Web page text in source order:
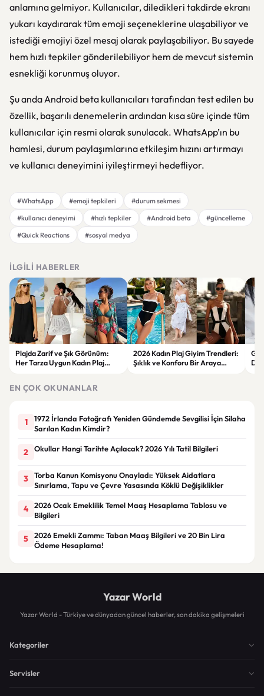
anlamına gelmiyor. Kullanıcılar, diledikleri takdirde ekranı
yukarı kaydırarak tüm emoji seçeneklerine ulaşabiliyor ve
istediği emojiyi özel mesaj olarak paylaşabiliyor. Bu sayede
hem hızlı tepkiler gönderilebiliyor hem de mevcut sistemin
esnekliği korunmuş oluyor.
Şu anda Android beta kullanıcıları tarafından test edilen bu
özellik, başarılı denemelerin ardından kısa süre içinde tüm
kullanıcılar için resmi olarak sunulacak. WhatsApp’ın bu
hamlesi, durum paylaşımlarına etkileşim hızını artırmayı
ve kullanıcı deneyimini iyileştirmeyi hedefliyor.
#WhatsApp #emoji tepkileri
#durum sekmesi
#kullanıcı deneyimi
#hızlı tepkiler #Android beta
#güncelleme
#Quick Reactions
#sosyal medya
İLGILI HABERLER
Plajda Zarif ve Şık Görünüm:
Her Tarza Uygun Kadın Plaj
2026 Kadın Plaj Giyim Trendleri:
Şıklık ve Konforu Bir Araya
EN ÇOK OKUNANLAR
1
1972 İrlanda Fotoğrafı Yeniden Gündemde Sevgilisi İçin Silaha
Sarılan Kadın Kimdir?
2 Okullar Hangi Tarihte Açılacak? 2026 Yılı Tatil Bilgileri
3
Torba Kanun Komisyonu Onayladı: Yüksek Aidatlara
Sınırlama, Tapu ve Çevre Yasasında Köklü Değişiklikler
4
2026 Ocak Emeklilik Temel Maaş Hesaplama Tablosu ve
Bilgileri
5
2026 Emekli Zammı: Taban Maaş Bilgileri ve 20 Bin Lira
Ödeme Hesaplama!
Yazar World
Yazar World - Türkiye ve dünyadan güncel haberler, son dakika gelişmeleri
Kategoriler
Servisler